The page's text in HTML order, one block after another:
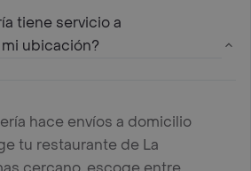
tiene servicio a
ubicación?
hace envíos a domicilio
tu restaurante de La